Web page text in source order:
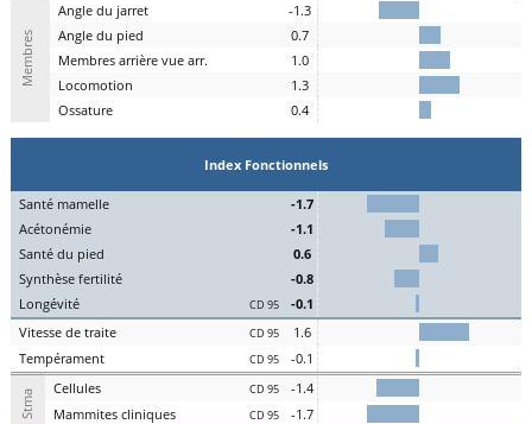
Membres
Angle du jarret
-1.3
Angle du pied
0.7
Membres arrière vue arr.
1.0
Locomotion
1.3
Ossature 0.4
Index Fonctionnels
Santé mamelle
-1.7
Acétonémie
-1.1
Santé du pied
0.6
Synthèse fertilité
-0.8
Longévité CD 95
-0.1
Vitesse de traite CD 95
1.6
Tempérament CD 95 -0.1
Stma Cellules CD 95
-1.4
Mammites cliniques CD 95 -1.7